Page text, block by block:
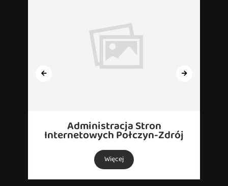
Administracja Stron
Internetowych Połczyn-Zdrój
Więcej